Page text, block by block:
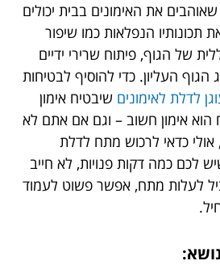
את האימונים בבית יכולים
תכונותיו הנפלאות כמו שיפור
של הגוף, פיתוח שרירי ידיים
הגוף העליון. כדי להוסיף לבטיחות
לדלת לאימונים שיבטיח אימון
הוא אימון חשוב – וגם אם אתם לא
כדאי לרכוש מתח לדלת
לכם כמה דקות פנויות, לא חייב
לעלות מתח, אפשר פשוט לעמוד